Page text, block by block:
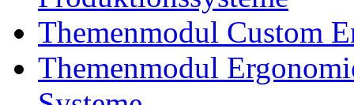
Themenmodul Custom
Themenmodul